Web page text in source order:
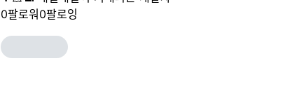
0팔로워 0팔로잉